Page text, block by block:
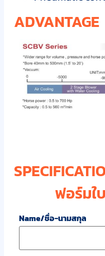
ADVANTAGE
ฟอร์มใ
Name/ชื่อ-นามสกุล